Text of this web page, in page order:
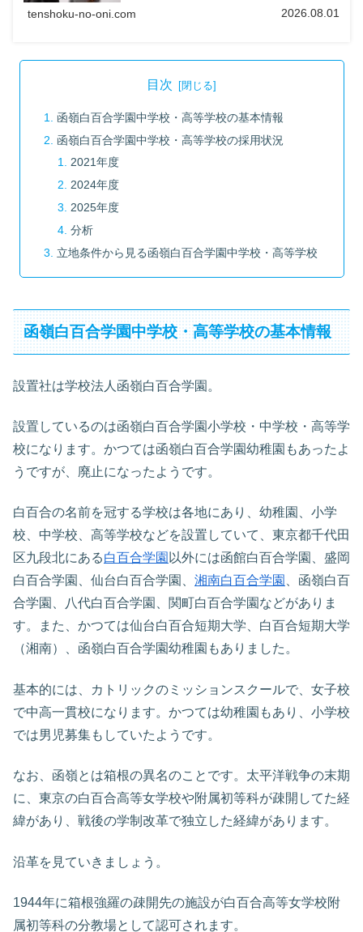
tenshoku-no-oni.com 2026.08.01
目次
函嶺白百合学園中学校・高等学校の基本情報
函嶺白百合学園中学校・高等学校の採用状況
2021年度
2024年度
2025年度
分析
立地条件から見る函嶺白百合学園中学校・高等学校
函嶺白百合学園中学校・高等学校の基本情報
設置社は学校法人函嶺白百合学園。
設置しているのは函嶺白百合学園小学校・中学校・高等学
校になります。かつては函嶺白百合学園幼稚園もあったよ
うですが、廃止になったようです。
白百合の名前を冠する学校は各地にあり、幼稚園、小学
校、中学校、高等学校などを設置していて、東京都千代田
区九段北にある白百合学園 以外には函館白百合学園、盛岡
白百合学園、仙台白百合学園、 湘南白百合学園 、函嶺白百
合学園、八代白百合学園、関町白百合学園などがありま
す。また、かつては仙台白百合短期大学、白百合短期大学
（湘南）、函嶺白百合学園幼稚園もありました。
基本的には、カトリックのミッションスクールで、女子校
で中高一貫校になります。かつては幼稚園もあり、小学校
では男児募集もしていたようです。
なお、函嶺とは箱根の異名のことです。太平洋戦争の末期
に、東京の白百合高等女学校や附属初等科が疎開してた経
緯があり、戦後の学制改革で独立した経緯があります。
沿革を見ていきましょう。
1944年に箱根強羅の疎開先の施設が白百合高等女学校附
属初等科の分教場として認可されます。